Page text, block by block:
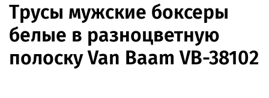
Трусы мужские боксеры
белые в разноцветную
полоску Van Baam VB-38102